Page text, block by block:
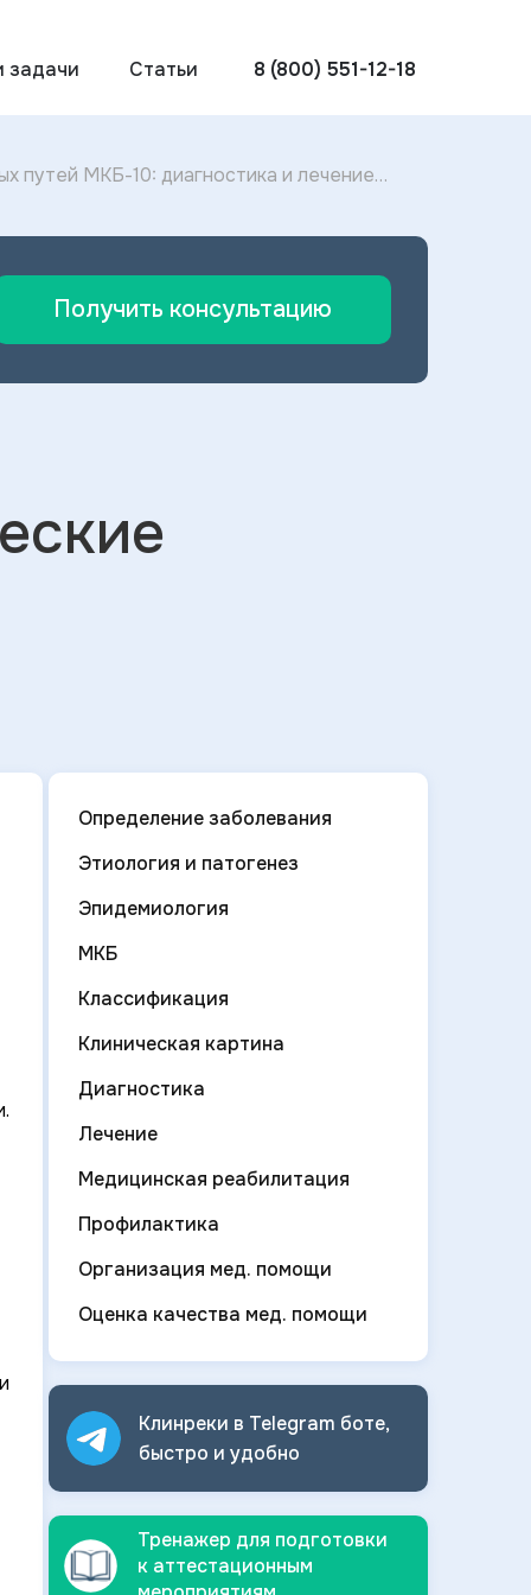
задачи Статьи 8 (800) 551-12-18
путей МКБ-10: диагностика и лечение
Получить консультацию
Определение заболевания
Этиология и патогенез
Эпидемиология
МКБ
Классификация
Клиническая картина
Диагностика
Лечение
Медицинская реабилитация
Профилактика
Организация мед. помощи
Оценка качества мед. помощи
Клинреки в Telegram боте,
быстро и удобно
Тренажер для подготовки
к аттестационным